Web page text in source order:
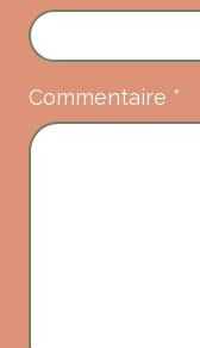
Commentaire *